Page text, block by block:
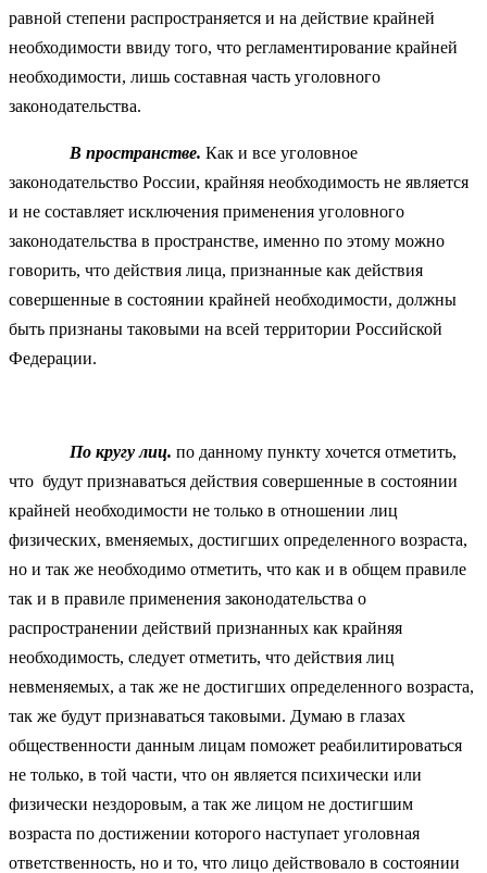
равной степени распространяется и на действие крайней
необходимости ввиду того, что регламентирование крайней
необходимости, лишь составная часть уголовного
законодательства.
В пространстве. Как и все уголовное
законодательство России, крайняя необходимость не является
и не составляет исключения применения уголовного
законодательства в пространстве, именно по этому можно
говорить, что действия лица, признанные как действия
совершенные в состоянии крайней необходимости, должны
быть признаны таковыми на всей территории Российской
Федерации.
По кругу лиц. по данному пункту хочется отметить,
что будут признаваться действия совершенные в состоянии
крайней необходимости не только в отношении лиц
физических, вменяемых, достигших определенного возраста,
но и так же необходимо отметить, что как и в общем правиле
так и в правиле применения законодательства о
распространении действий признанных как крайняя
необходимость, следует отметить, что действия лиц
невменяемых, а так же не достигших определенного возраста,
так же будут признаваться таковыми. Думаю в глазах
общественности данным лицам поможет реабилитироваться
не только, в той части, что он является психически или
физически нездоровым, а так же лицом не достигшим
возраста по достижении которого наступает уголовная
ответственность, но и то, что лицо действовало в состоянии